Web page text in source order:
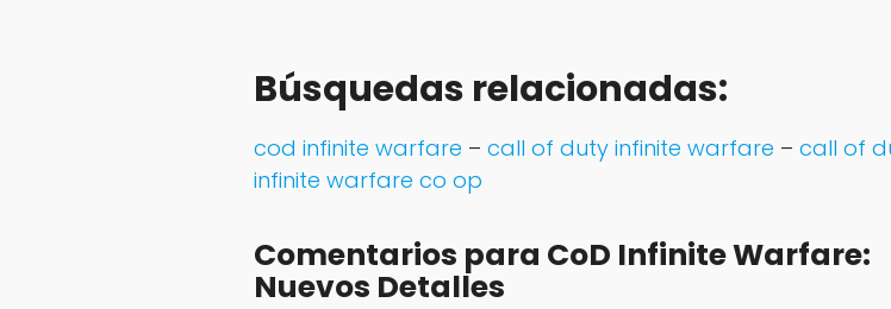
Búsquedas relacionadas:
cod infinite warfare – call of duty infinite warfare – call of
infinite warfare co op
Comentarios para CoD Infinite Warfare:
Nuevos Detalles